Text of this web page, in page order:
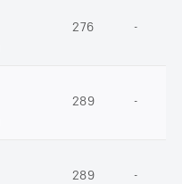
276 -
289 -
289 -